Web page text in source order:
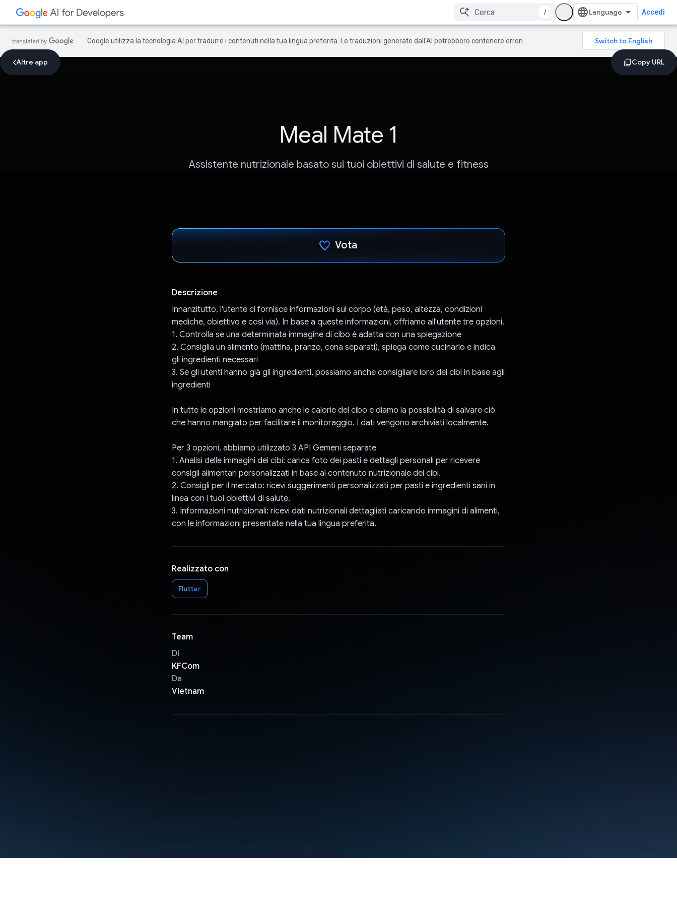
/ Accedi
Google utilizza la tecnologia AI per tradurre i contenuti nella tua lingua preferita. Le traduzioni generate dall'AI potrebbero contenere errori.
Altre app
Meal Mate 1
Assistente nutrizionale basato sui tuoi obiettivi di salute e fitness
Vota
Descrizione
Innanzitutto, l'utente ci fornisce informazioni sul corpo (età, peso, altezza, condizioni
mediche, obiettivo e così via). In base a queste informazioni, offriamo all'utente tre opzioni.
1. Controlla se una determinata immagine di cibo è adatta con una spiegazione
2. Consiglia un alimento (mattina, pranzo, cena separati), spiega come cucinarlo e indica
gli ingredienti necessari
3. Se gli utenti hanno già gli ingredienti, possiamo anche consigliare loro dei cibi in base agli
ingredienti
In tutte le opzioni mostriamo anche le calorie del cibo e diamo la possibilità di salvare ciò
che hanno mangiato per facilitare il monitoraggio. I dati vengono archiviati localmente.
Per 3 opzioni, abbiamo utilizzato 3 API Gemeni separate
1. Analisi delle immagini dei cibi: carica foto dei pasti e dettagli personali per ricevere
consigli alimentari personalizzati in base al contenuto nutrizionale dei cibi.
2. Consigli per il mercato: ricevi suggerimenti personalizzati per pasti e ingredienti sani in
linea con i tuoi obiettivi di salute.
3. Informazioni nutrizionali: ricevi dati nutrizionali dettagliati caricando immagini di alimenti,
con le informazioni presentate nella tua lingua preferita.
Realizzato con
Flutter
Team
Di
KFCom
Da
Vietnam